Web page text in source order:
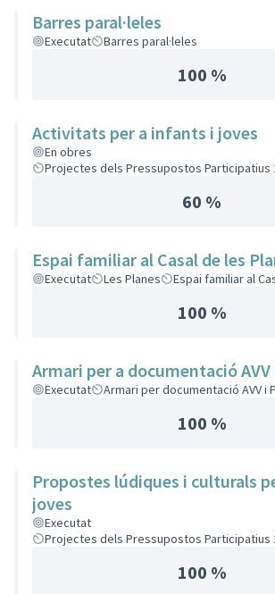
Barres paral·leles
Executat Barres paral·leles
100 %
Activitats per a infants i joves
En obres
Projectes dels Pressupostos Participatius
60 %
Espai familiar al Casal de les
Executat Les Planes Espai familiar al
100 %
Armari per a documentació AVV
Executat Armari per documentació AVV i
100 %
Propostes lúdiques i culturals
joves
Executat
Projectes dels Pressupostos Participatius
100 %